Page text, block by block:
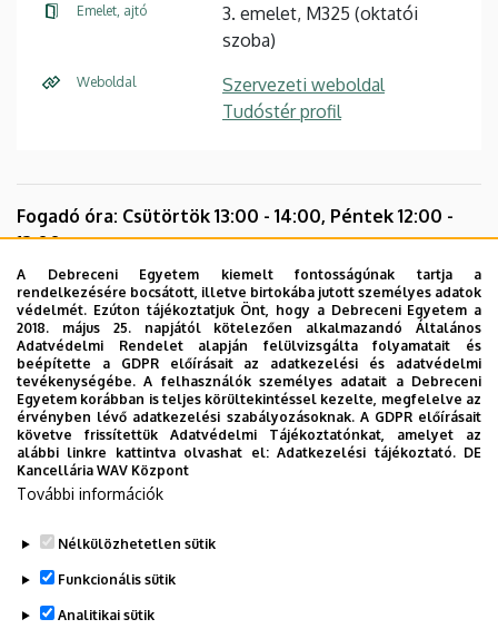
Emelet, ajtó
3. emelet, M325 (oktatói
szoba)
Weboldal
Szervezeti weboldal
Tudóstér profil
Fogadó óra: Csütörtök 13:00 - 14:00, Péntek 12:00 -
13:00
Önéletrajz
Oktatás
Kutatás
Publikációk
Előadások
Legutóbbi frissítés: 2023. 07. 06. 15:28
A Debreceni Egyetem kiemelt fontosságúnak tartja a
rendelkezésére bocsátott, illetve birtokába jutott személyes adatok
védelmét. Ezúton tájékoztatjuk Önt, hogy a Debreceni Egyetem a
2018. május 25. napjától kötelezően alkalmazandó Általános
Adatvédelmi Rendelet alapján felülvizsgálta folyamatait és
beépítette a GDPR előírásait az adatkezelési és adatvédelmi
tevékenységébe. A felhasználók személyes adatait a Debreceni
Egyetem korábban is teljes körültekintéssel kezelte, megfelelve az
érvényben lévő adatkezelési szabályozásoknak. A GDPR előírásait
követve frissítettük Adatvédelmi Tájékoztatónkat, amelyet az
alábbi linkre kattintva olvashat el:Adatkezelési tájékoztató. DE
Kancellária WAV Központ
További információk
Nélkülözhetetlen sütik
Funkcionális sütik
Analitikai sütik